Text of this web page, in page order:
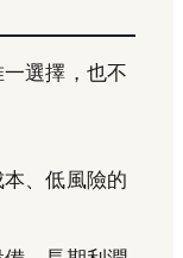
一選擇，也不
、低風險的